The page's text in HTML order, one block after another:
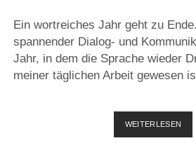
Ein wortreiches Jahr geht zu
spannender Dialog- und
Jahr, in dem die Sprache wieder
meiner täglichen Arbeit gewesen
WEITERLESEN